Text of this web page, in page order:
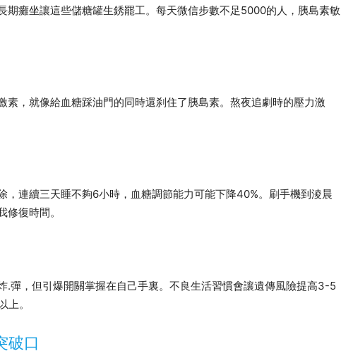
期癱坐讓這些儲糖罐生銹罷工。每天微信步數不足5000的人，胰島素敏
素，就像給血糖踩油門的同時還刹住了胰島素。熬夜追劇時的壓力激
，連續三天睡不夠6小時，血糖調節能力可能下降40%。刷手機到淩晨
復時間。
.彈，但引爆開關掌握在自己手裏。不良生活習慣會讓遺傳風險提高3-5
上。
破口